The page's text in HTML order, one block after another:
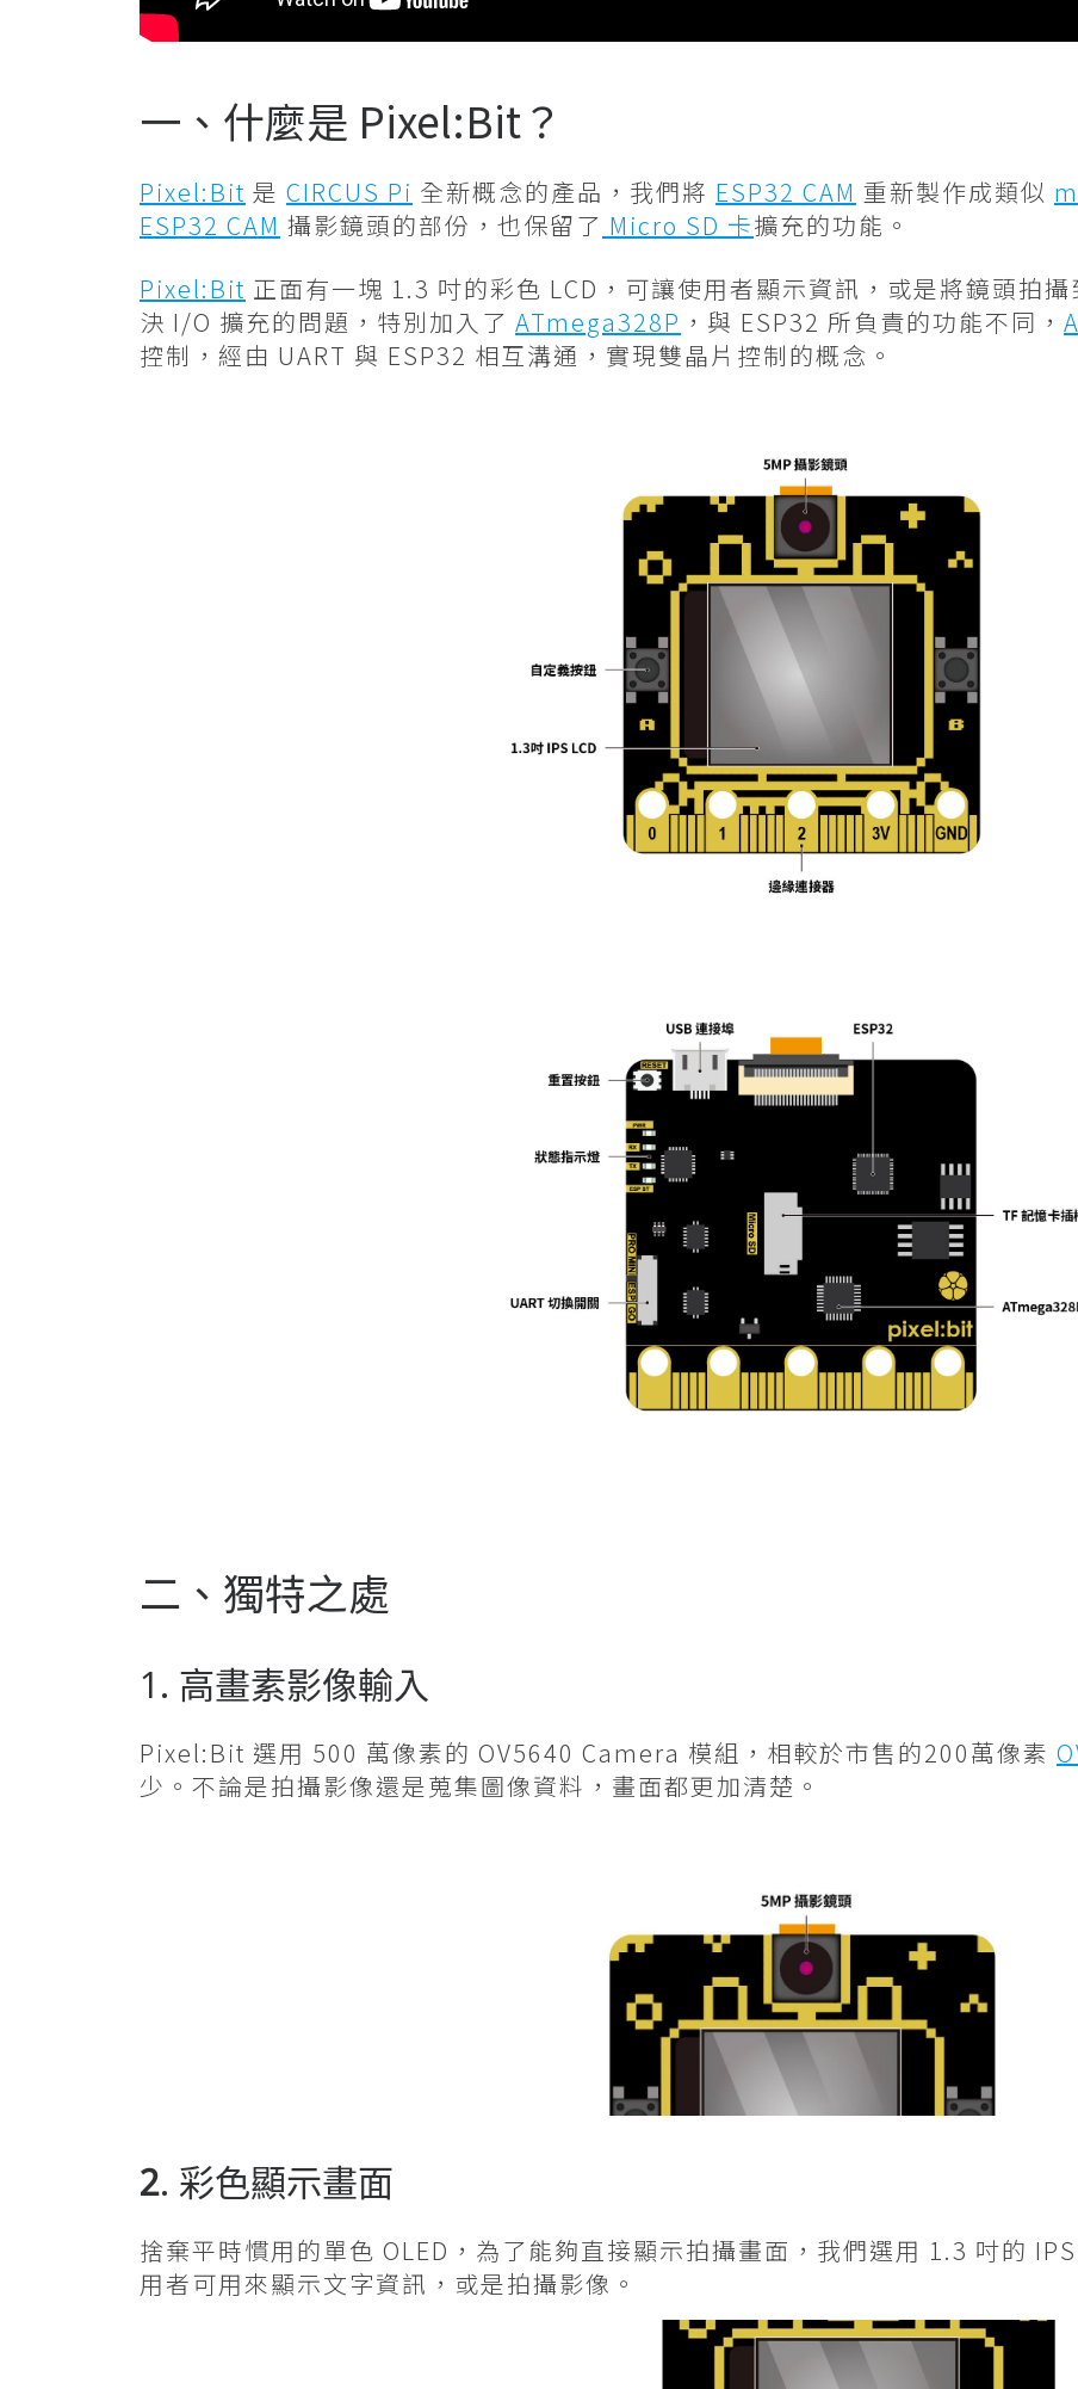
一、什麼是 Pixel:Bit？
Pixel:Bit 是 CIRCUS Pi 全新概念的產品，我們將 ESP32 CAM 重新製作成類似
ESP32 CAM 攝影鏡頭的部份，也保留了 Micro SD 卡擴充的功能。
Pixel:Bit 正面有一塊 1.3 吋的彩色 LCD，可讓使用者顯示資訊，或是將鏡頭拍
決 I/O 擴充的問題，特別加入了 ATmega328P ，與 ESP32 所負責的功能不同，
控制，經由 UART 與 ESP32 相互溝通，實現雙晶片控制的概念。
二、獨特之處
1. 高畫素影像輸入
Pixel:Bit 選用 500 萬像素的 OV5640 Camera 模組，相較於市售的200萬像素
少。不論是拍攝影像還是蒐集圖像資料，畫面都更加清楚。
2. 彩色顯示畫面
捨棄平時慣用的單色 OLED，為了能夠直接顯示拍攝畫面，我們選用 1.3 吋的
用者可用來顯示文字資訊，或是拍攝影像。